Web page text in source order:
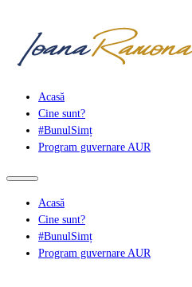
Acasă
Cine sunt?
#BunulSimț
Program guvernare AUR
Acasă
Cine sunt?
#BunulSimț
Program guvernare AUR